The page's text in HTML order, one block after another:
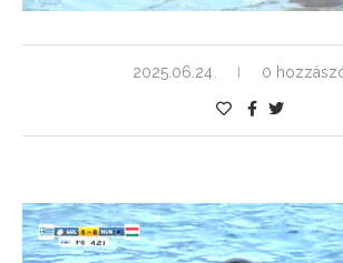
2025.06.24. 0